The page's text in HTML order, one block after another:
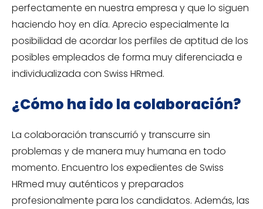
perfectamente en nuestra empresa y que lo siguen
haciendo hoy en día. Aprecio especialmente la
posibilidad de acordar los perfiles de aptitud de los
posibles empleados de forma muy diferenciada e
individualizada con Swiss HRmed.
¿Cómo ha ido la colaboración?
La colaboración transcurrió y transcurre sin
problemas y de manera muy humana en todo
momento. Encuentro los expedientes de Swiss
HRmed muy auténticos y preparados
profesionalmente para los candidatos. Además, las